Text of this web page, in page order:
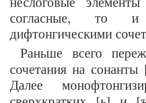
согласные, то и
дифтонгическими
Раньше всего
сочетания на сонанты
Далее